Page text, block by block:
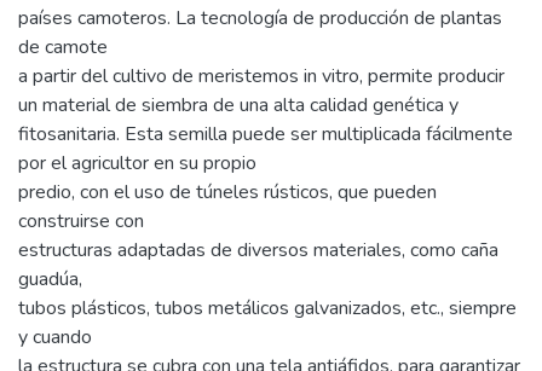
países camoteros. La tecnología de producción de plantas
de camote
a partir del cultivo de meristemos in vitro, permite producir
un material de siembra de una alta calidad genética y
fitosanitaria. Esta semilla puede ser multiplicada fácilmente
por el agricultor en su propio
predio, con el uso de túneles rústicos, que pueden
construirse con
estructuras adaptadas de diversos materiales, como caña
guadúa,
tubos plásticos, tubos metálicos galvanizados, etc., siempre
y cuando